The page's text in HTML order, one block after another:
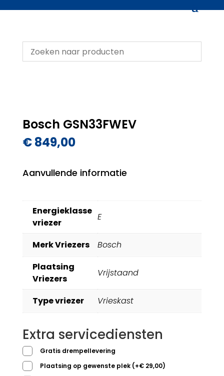
Bosch GSN33FWEV
€849,00
Aanvullende informatie
Energieklasse
vriezer
E
Merk Vriezers
Bosch
Plaatsing
Vriezers
Vrijstaand
Type vriezer Vrieskast
Extra servicediensten
Gratis drempellevering
Plaatsing op gewenste plek (+€29,00)